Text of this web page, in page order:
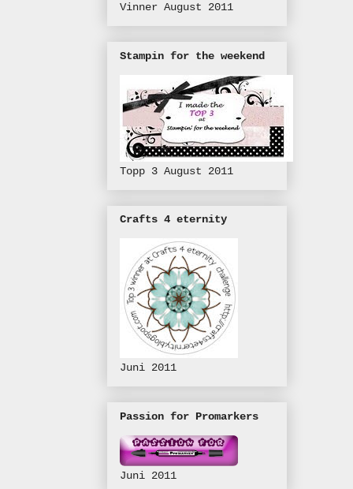
Vinner August 2011
Stampin for the weekend
Topp 3 August 2011
Crafts 4 eternity
Juni 2011
Passion for Promarkers
Juni 2011